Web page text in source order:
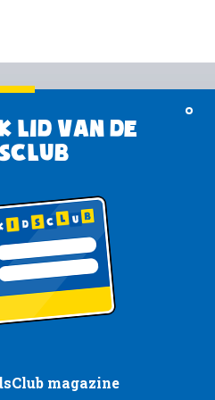
lid van de
magazine